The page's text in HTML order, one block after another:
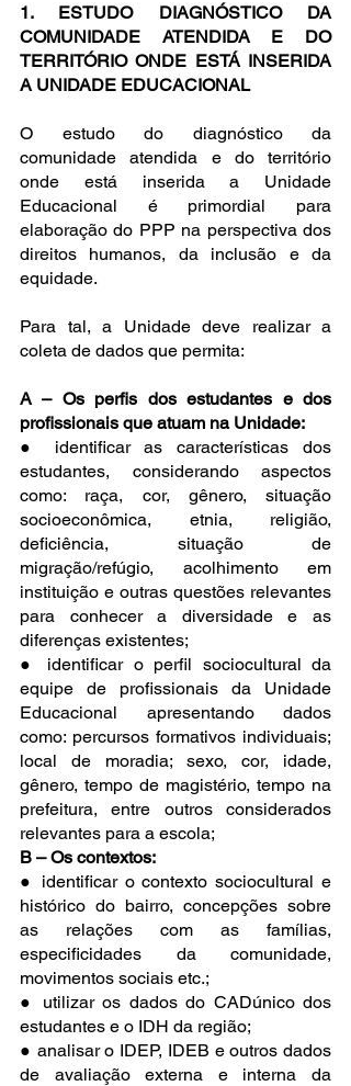
1. ESTUDO DIAGNÓSTICO DA
COMUNIDADE ATENDIDA E DO
TERRITÓRIO ONDE ESTÁ INSERIDA
A UNIDADE EDUCACIONAL
O estudo do diagnóstico da
comunidade atendida e do território
onde está inserida a Unidade
Educacional é primordial para
elaboração do PPP na perspectiva dos
direitos humanos, da inclusão e da
equidade.
Para tal, a Unidade deve realizar a
coleta de dados que permita:
A – Os perfis dos estudantes e dos
profissionais que atuam na Unidade:
● identificar as características dos
estudantes, considerando aspectos
como: raça, cor, gênero, situação
socioeconômica, etnia, religião,
deficiência, situação de
migração/refúgio, acolhimento em
instituição e outras questões relevantes
para conhecer a diversidade e as
diferenças existentes;
● identificar o perfil sociocultural da
equipe de profissionais da Unidade
Educacional apresentando dados
como: percursos formativos individuais;
local de moradia; sexo, cor, idade,
gênero, tempo de magistério, tempo na
prefeitura, entre outros considerados
relevantes para a escola;
B – Os contextos:
● identificar o contexto sociocultural e
histórico do bairro, concepções sobre
as relações com as famílias,
especificidades da comunidade,
movimentos sociais etc.;
● utilizar os dados do CADúnico dos
estudantes e o IDH da região;
● analisar o IDEP, IDEB e outros dados
de avaliação externa e interna da